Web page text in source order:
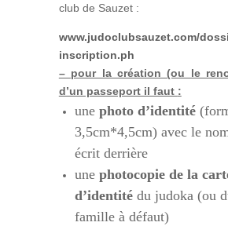
club de Sauzet :
www.judoclubsauzet.com/
inscription.ph
– pour la création (ou le
d’un passeport il faut :
une photo d’identité
3,5cm*4,5cm) avec le
écrit derrière
une photocopie de la
d’identitédu judoka (ou
famille à défaut)